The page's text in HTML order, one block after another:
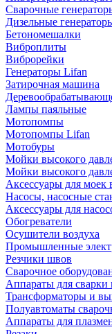
Сварочные
Дизельные
Бетономешалки
Виброплиты
Виброрейки
Генераторы Lifan
Затирочная машина
Лампы паяльные
Мотопомпы
Мотопомпы Lifan
Мотобуры
Мойки высокого
Мойки высокого
Аксессуары для моек
Насосы, насосные
Аксессуары для
Обогреватели
Осушители воздуха
Промышленные
Резчики швов
Сварочное
Аппараты для
Трансформаторы и
Полуавтоматы
Аппараты для